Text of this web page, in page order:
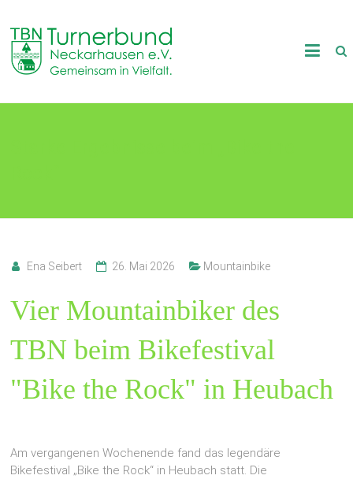
content
TB
Neckarhausen
Ena Seibert 26. Mai 2026 Mountainbike
Vier Mountainbiker des
TBN beim Bikefestival
"Bike the Rock" in Heubach
Am vergangenen Wochenende fand das legendäre
Bikefestival „Bike the Rock“ in Heubach statt. Die